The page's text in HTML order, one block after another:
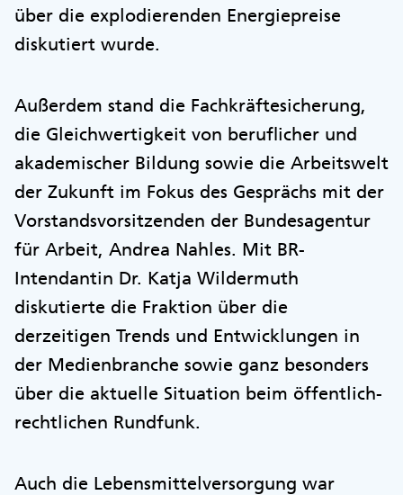
über die explodierenden Energiepreise
diskutiert wurde.
Außerdem stand die Fachkräftesicherung,
die Gleichwertigkeit von beruflicher und
akademischer Bildung sowie die Arbeitswelt
der Zukunft im Fokus des Gesprächs mit der
Vorstandsvorsitzenden der Bundesagentur
für Arbeit, Andrea Nahles. Mit BR-
Intendantin Dr. Katja Wildermuth
diskutierte die Fraktion über die
derzeitigen Trends und Entwicklungen in
der Medienbranche sowie ganz besonders
über die aktuelle Situation beim öffentlich-
rechtlichen Rundfunk.
Auch die Lebensmittelversorgung war